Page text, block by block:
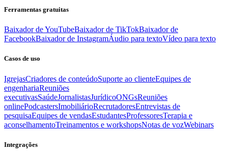
Ferramentas gratuitas
Baixador de YouTubeBaixador de TikTokBaixador de
FacebookBaixador de InstagramÁudio para textoVídeo para texto
Casos de uso
IgrejasCriadores de conteúdoSuporte ao clienteEquipes de
engenhariaReuniões
executivasSaúdeJornalistasJurídicoONGsReuniões
onlinePodcastersImobiliárioRecrutadoresEntrevistas de
pesquisaEquipes de vendasEstudantesProfessoresTerapia e
aconselhamentoTreinamentos e workshopsNotas de vozWebinars
Integrações